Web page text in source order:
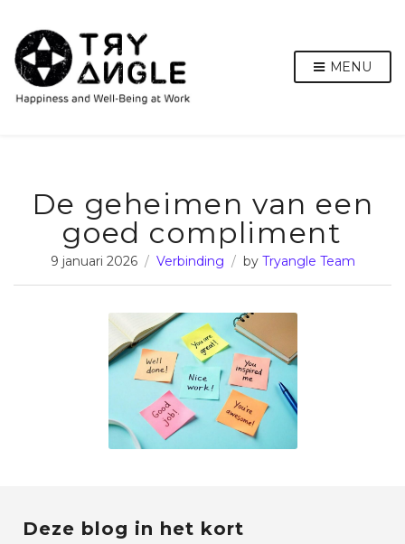
MENU
De geheimen van een
goed compliment
9 januari 2026 Verbinding by Tryangle Team
Deze blog in het kort